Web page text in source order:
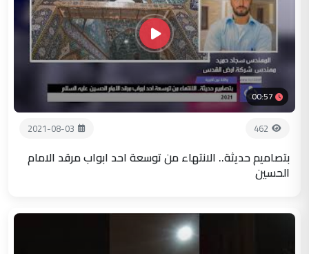
00:57
462
2021-08-03
بتصاميم حديثة.. الانتهاء من توسعة احد ابواب مرقد الامام
الحسين